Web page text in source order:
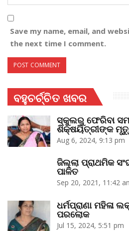
Save my name, email, and
the next time I comment.
ବହୁଚର୍ଚ୍ଚିତ ଖବର
ସ୍କୁଲରୁ ଫେରିବା
ଶିକ୍ଷୟିତ୍ରୀଙ୍କ
Aug 6, 2024, 9:13 pm
ଜିଲ୍ଲା ପ୍ରାଥମିକ
ପାଳିତ
Sep 20, 2021, 11:42
ଧର୍ମପ୍ରାଣା ମହିଳା
ପରଲୋକ
Jul 15, 2024, 5:51 pm